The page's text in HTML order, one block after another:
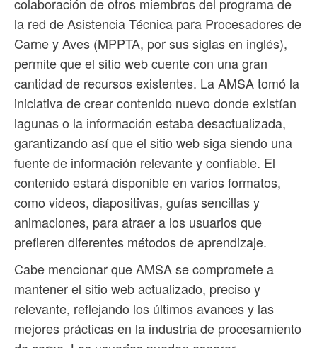
colaboración de otros miembros del programa de
la red de Asistencia Técnica para Procesadores de
Carne y Aves (MPPTA, por sus siglas en inglés),
permite que el sitio web cuente con una gran
cantidad de recursos existentes. La AMSA tomó la
iniciativa de crear contenido nuevo donde existían
lagunas o la información estaba desactualizada,
garantizando así que el sitio web siga siendo una
fuente de información relevante y confiable. El
contenido estará disponible en varios formatos,
como videos, diapositivas, guías sencillas y
animaciones, para atraer a los usuarios que
prefieren diferentes métodos de aprendizaje.
Cabe mencionar que AMSA se compromete a
mantener el sitio web actualizado, preciso y
relevante, reflejando los últimos avances y las
mejores prácticas en la industria de procesamiento